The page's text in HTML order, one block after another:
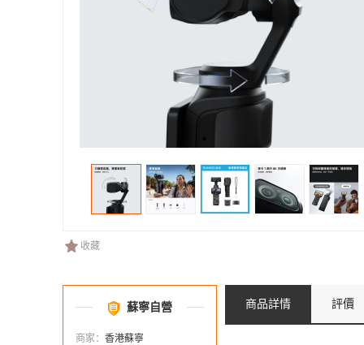
收藏
蘇寧自營
商家： 香港蘇寧
商品詳情 評價